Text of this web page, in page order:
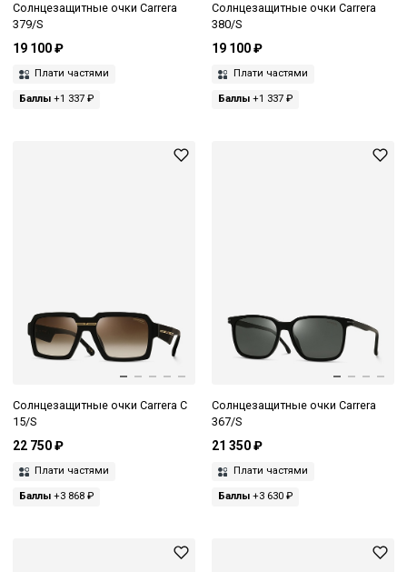
Солнцезащитные очки Carrera
379/S
19 100 ₽
Плати частями
Баллы +1 337 ₽
Солнцезащитные очки Carrera
380/S
19 100 ₽
Плати частями
Баллы+1 337 ₽
Солнцезащитные очки Carrera C
15/S
22 750 ₽
Плати частями
Баллы +3 868 ₽
Солнцезащитные очки Carrera
367/S
21 350 ₽
Плати частями
Баллы+3 630 ₽